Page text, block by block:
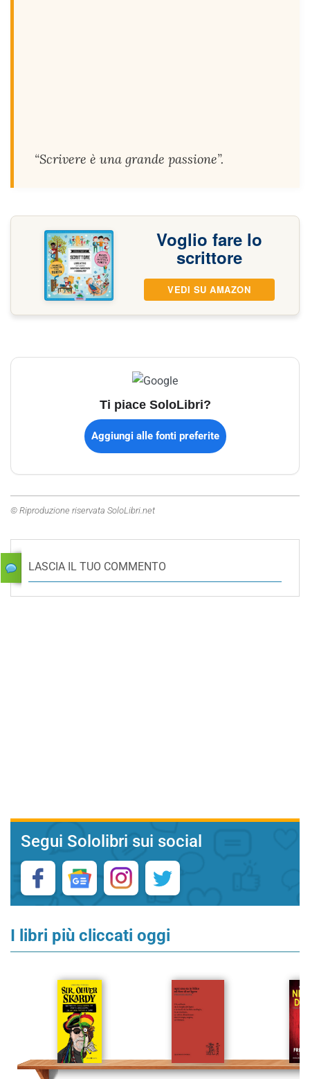
“Scrivere è una grande passione”.
Voglio fare lo
scrittore
VEDI SU AMAZON
Ti piace SoloLibri?
Aggiungi alle fonti preferite
© Riproduzione riservata SoloLibri.net
LASCIA IL TUO COMMENTO
Segui Sololibri sui social
I libri più cliccati oggi